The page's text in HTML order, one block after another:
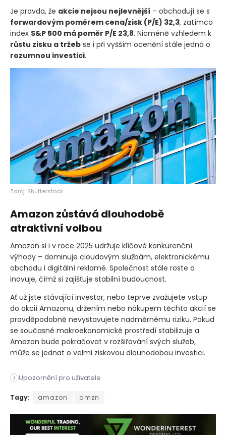
Je pravda, že akcie nejsou nejlevnější – obchodují se s
forwardovým poměrem cena/zisk (P/E) 32,3, zatímco
index S&P 500 má poměr P/E 23,8. Nicméně vzhledem k
růstu zisku a tržeb se i při vyšším ocenění stále jedná o
rozumnou investici.
Zdroj: Shutterstock
Amazon zůstává dlouhodobě
atraktivní volbou
Amazon si i v roce 2025 udržuje klíčové konkurenční
výhody – dominuje cloudovým službám, elektronickému
obchodu i digitální reklamě. Společnost stále roste a
inovuje, čímž si zajišťuje stabilní budoucnost.
Ať už jste stávající investor, nebo teprve zvažujete vstup
do akcií Amazonu, držením nebo nákupem těchto akcií se
pravděpodobně nevystavujete nadměrnému riziku. Pokud
se současné makroekonomické prostředí stabilizuje a
Amazon bude pokračovat v rozšiřování svých služeb,
může se jednat o velmi ziskovou dlouhodobou investici.
i Upozornění pro uživatele
Akcie Amazonu [AMZN] za poslední tři roky vzrostly o 38
Tagy: amazon amzn